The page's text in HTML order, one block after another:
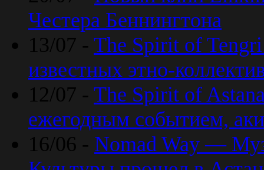
Честера Беннингтона
13/07 - The Spirit of Tengri
известных этно-
12/07 - The Spirit of
ежегодным событием,
16/06 - Nomad Way —